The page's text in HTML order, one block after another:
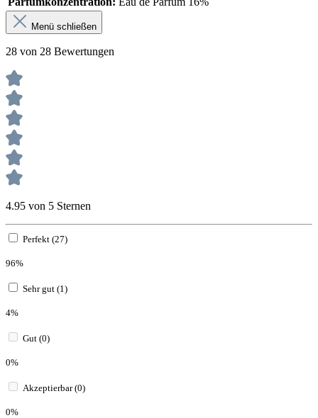
Menü schließen
28 von 28 Bewertungen
4.95 von 5 Sternen
Perfekt (27)
96%
Sehr gut (1)
4%
Gut (0)
0%
Akzeptierbar (0)
0%